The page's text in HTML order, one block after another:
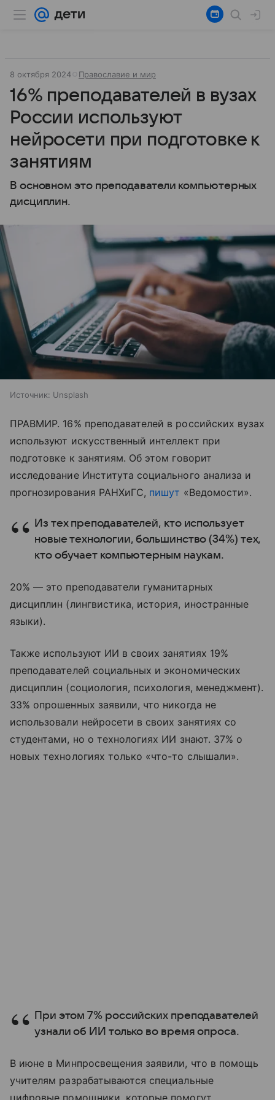
8 октября 2024 Православие и мир
16% преподавателей в вузах
России используют
нейросети при подготовке к
занятиям
В основном это преподаватели компьютерных
дисциплин.
Источник: Unsplash
ПРАВМИР. 16% преподавателей в российских вузах
используют искусственный интеллект при
подготовке к занятиям. Об этом говорит
исследование Института социального анализа и
прогнозирования РАНХиГС, пишут «Ведомости».
Из тех преподавателей, кто использует
новые технологии, большинство (34%) тех,
кто обучает компьютерным наукам.
20% — это преподаватели гуманитарных
дисциплин (лингвистика, история, иностранные
языки).
Также используют ИИ в своих занятиях 19%
преподавателей социальных и экономических
дисциплин (социология, психология, менеджмент).
33% опрошенных заявили, что никогда не
использовали нейросети в своих занятиях со
студентами, но о технологиях ИИ знают. 37% о
новых технологиях только «что-то слышали».
При этом 7% российских преподавателей
узнали об ИИ только во время опроса.
В июне в Минпросвещения заявили, что в помощь
учителям разрабатываются специальные